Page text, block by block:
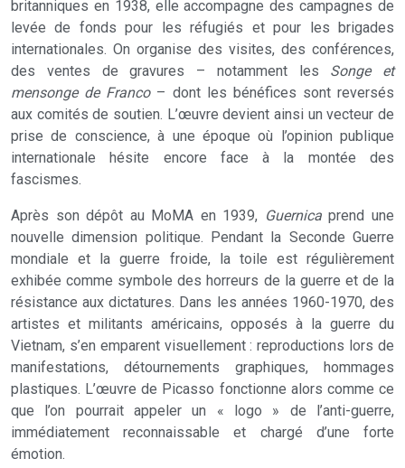
britanniques en 1938, elle accompagne des campagnes de
levée de fonds pour les réfugiés et pour les brigades
internationales. On organise des visites, des conférences,
des ventes de gravures – notamment les Songe et
mensonge de Franco– dont les bénéfices sont reversés
aux comités de soutien. L’œuvre devient ainsi un vecteur de
prise de conscience, à une époque où l’opinion publique
internationale hésite encore face à la montée des
fascismes.
Après son dépôt au MoMA en 1939, Guernicaprend une
nouvelle dimension politique. Pendant la Seconde Guerre
mondiale et la guerre froide, la toile est régulièrement
exhibée comme symbole des horreurs de la guerre et de la
résistance aux dictatures. Dans les années 1960-1970, des
artistes et militants américains, opposés à la guerre du
Vietnam, s’en emparent visuellement : reproductions lors de
manifestations, détournements graphiques, hommages
plastiques. L’œuvre de Picasso fonctionne alors comme ce
que l’on pourrait appeler un « logo » de l’anti-guerre,
immédiatement reconnaissable et chargé d’une forte
émotion.